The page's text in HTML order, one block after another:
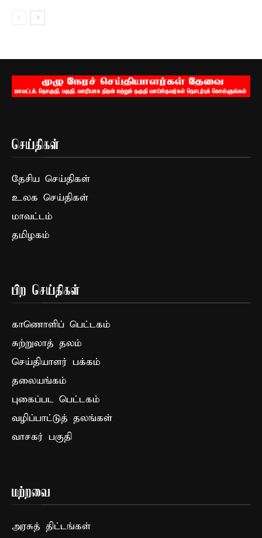
செய்திகள்
தேசிய செய்திகள்
உலக செய்திகள்
மாவட்டம்
தமிழகம்
பிற செய்திகள்
காணொளிப் பெட்டகம்
சுற்றுலாத் தலம்
செய்தியாளர் பக்கம்
தலையங்கம்
புகைப்பட பெட்டகம்
வழிப்பாட்டுத் தலங்கள்
வாசகர் பகுதி
மற்றவை
அரசுத் திட்டங்கள்